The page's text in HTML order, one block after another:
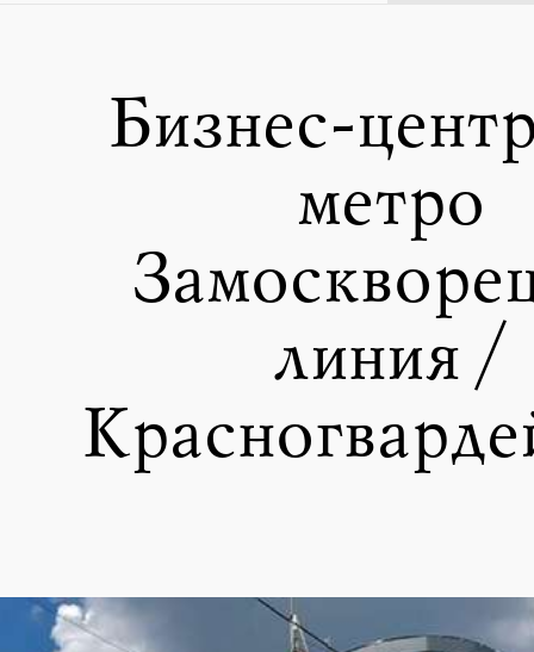
Бизнес-
метро
линия /